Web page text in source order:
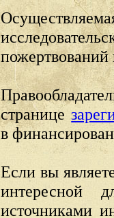
пожертвований
странице
в
Если вы
интересной
источниками